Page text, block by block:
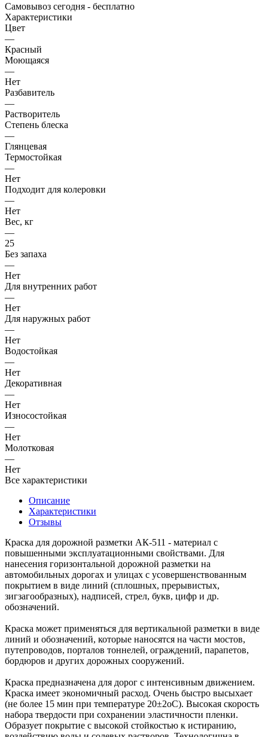
Самовывоз сегодня - бесплатно
Характеристики
Цвет
—
Красный
Моющаяся
—
Нет
Разбавитель
—
Растворитель
Степень блеска
—
Глянцевая
Термостойкая
—
Нет
Подходит для колеровки
—
Нет
Вес, кг
—
25
Без запаха
—
Нет
Для внутренних работ
—
Нет
Для наружных работ
—
Нет
Водостойкая
—
Нет
Декоративная
—
Нет
Износостойкая
—
Нет
Молотковая
—
Нет
Все характеристики
Описание
Характеристики
Отзывы
Краска для дорожной разметки АК-511 - материал с
повышенными эксплуатационными свойствами. Для
нанесения горизонтальной дорожной разметки на
автомобильных дорогах и улицах с усовершенствованным
покрытием в виде линий (сплошных, прерывистых,
зигзагообразных), надписей, стрел, букв, цифр и др.
обозначений.
Краска может применяться для вертикальной разметки в виде
линий и обозначений, которые наносятся на части мостов,
путепроводов, порталов тоннелей, ограждений, парапетов,
бордюров и других дорожных сооружений.
Краска предназначена для дорог с интенсивным движением.
Краска имеет экономичный расход. Очень быстро высыхает
(не более 15 мин при температуре 20±2оС). Высокая скорость
набора твердости при сохранении эластичности пленки.
Образует покрытие с высокой стойкостью к истиранию,